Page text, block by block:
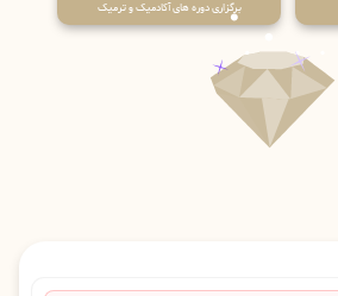
برگزاری دوره های آکادمیک و ترمیک